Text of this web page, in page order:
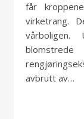
får
virketrang.
avbrutt av…